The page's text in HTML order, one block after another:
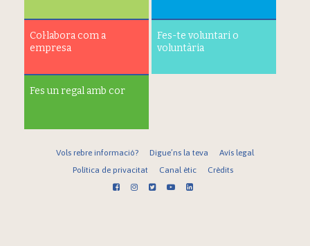
Col·labora com a
empresa
Fes-te voluntari o
voluntària
Fes un regal amb cor
Vols rebre informació? Digue’ns la teva
Avís legal
Política de privacitat
Canal ètic Crèdits